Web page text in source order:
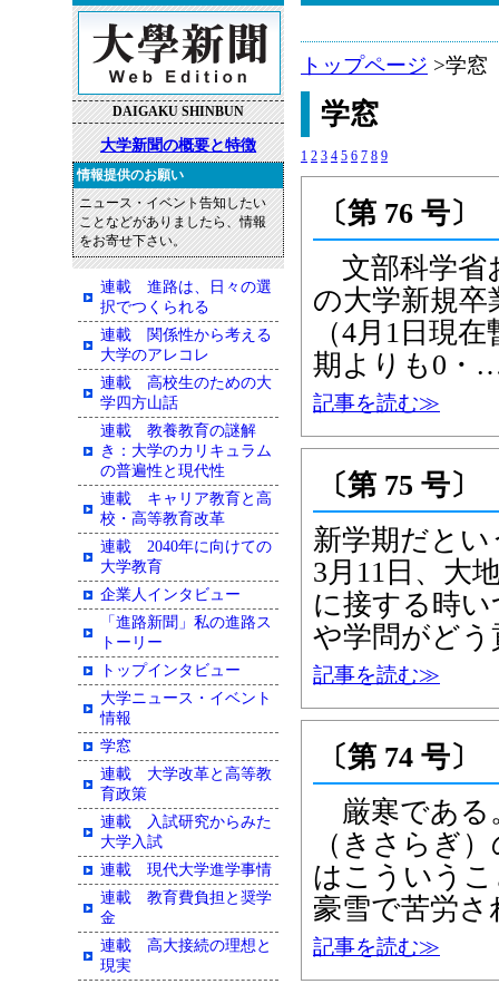
DAIGAKU SHINBUN
トップページ >学窓
学窓
1 2 3 4 5 6 7 8 9
〔第 76 号〕
文部科学省
の大学新規
（4月1日現
期よりも0・
記事を読む≫
〔第 75 号〕
新学期だと
3月11日、大
に接する時
や学問がど
記事を読む≫
〔第 74 号〕
厳寒である
（きさらぎ
はこういう
豪雪で苦労
記事を読む≫
大学新聞の概要と特徴
情報提供のお願い
ニュース・イベント告知したい
ことなどがありましたら、情報
をお寄せ下さい。
連載 進路は、日々の選
択でつくられる
連載 関係性から考える
大学のアレコレ
連載 高校生のための大
学四方山話
連載 教養教育の謎解
き：大学のカリキュラム
の普遍性と現代性
連載 キャリア教育と高
校・高等教育改革
連載 2040年に向けての
大学教育
企業人インタビュー
「進路新聞」私の進路ス
トーリー
トップインタビュー
大学ニュース・イベント
情報
学窓
連載 大学改革と高等教
育政策
連載 入試研究からみた
大学入試
連載 現代大学進学事情
連載 教育費負担と奨学
金
連載 高大接続の理想と
現実